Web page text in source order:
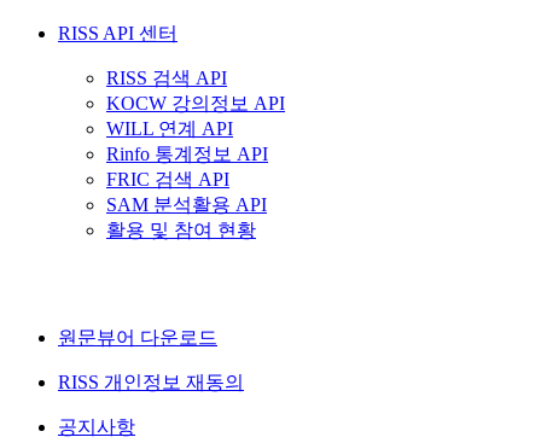
RISS API 센터
RISS 검색 API
KOCW 강의정보 API
WILL 연계 API
Rinfo 통계정보 API
FRIC 검색 API
SAM 분석활용 API
활용 및 참여 현황
원문뷰어 다운로드
RISS 개인정보 재동의
공지사항